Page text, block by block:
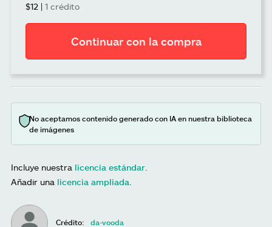
$12 | 1 crédito
Continuar con la compra
No aceptamos contenido generado con IA en nuestra biblioteca
de imágenes
Incluye nuestra licencia estándar
Añadir una licencia ampliada
Crédito: da-vooda